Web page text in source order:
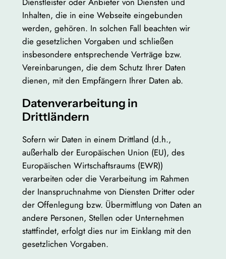
Inhalten, die in eine Webseite eingebunden
werden, gehören. In solchen Fall beachten wir
die gesetzlichen Vorgaben und schließen
insbesondere entsprechende Verträge bzw.
Vereinbarungen, die dem Schutz Ihrer Daten
dienen, mit den Empfängern Ihrer Daten ab.
Datenverarbeitung in
Drittländern
Sofern wir Daten in einem Drittland (d.h.,
außerhalb der Europäischen Union (EU), des
Europäischen Wirtschaftsraums (EWR))
verarbeiten oder die Verarbeitung im Rahmen
der Inanspruchnahme von Diensten Dritter oder
der Offenlegung bzw. Übermittlung von Daten an
andere Personen, Stellen oder Unternehmen
stattfindet, erfolgt dies nur im Einklang mit den
gesetzlichen Vorgaben.